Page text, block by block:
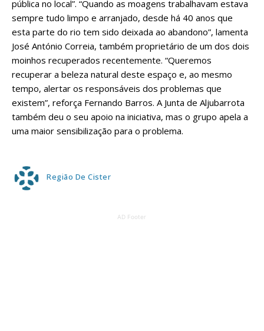
pública no local”. “Quando as moagens trabalhavam estava
sempre tudo limpo e arranjado, desde há 40 anos que
esta parte do rio tem sido deixada ao abandono”, lamenta
José António Correia, também proprietário de um dos dois
moinhos recuperados recentemente. “Queremos
recuperar a beleza natural deste espaço e, ao mesmo
tempo, alertar os responsáveis dos problemas que
existem”, reforça Fernando Barros. A Junta de Aljubarrota
também deu o seu apoio na iniciativa, mas o grupo apela a
uma maior sensibilização para o problema.
Região De Cister
AD Footer